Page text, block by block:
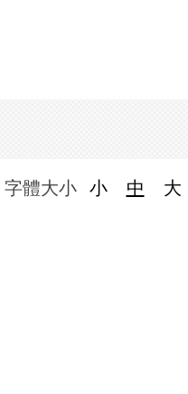
字體大小 小 中 大